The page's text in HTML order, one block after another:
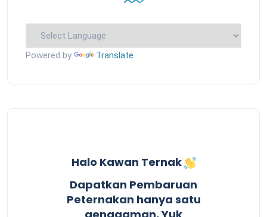
Powered by Translate
Halo Kawan Ternak
Dapatkan Pembaruan
Peternakan hanya satu